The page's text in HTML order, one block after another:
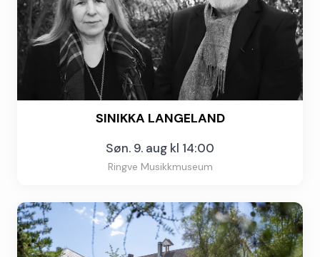
SINIKKA LANGELAND
Søn. 9. aug kl 14:00
Ringve Musikkmuseum